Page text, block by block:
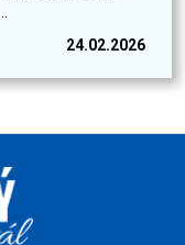
24.02.2026